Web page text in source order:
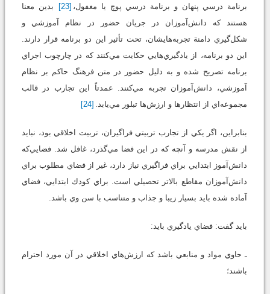
برنامة درسي پنهان و برنامة درسي پوچ يا مغفول، [23]
بدين معنا
هستند كه دانش‌آموزان در جريان حضور در نظام آموزشي و
شكل‌گيري دامنة تجربه‌هايشان، تحت تأثير اين دو برنامه قرار دارند.
اين دو برنامه، از يادگيري‌هايي حكايت مي‌كنند كه در چارچوب اجراي
برنامه تصريح شده و به دليل حضور در متن فرهنگ حاكم بر نظام
آموزشي، دانش‌آموزان تجربه مي‌كنند. عمدتاً اين تجارب در قالب
مجموعه‌اي از انتظارها و ارزش‌ها تبلور مي‌يابد. [24]
بنابراين، اگر يكي از تجارب تربيتي فراگيران، تربيت اخلاقي بود، نبايد
از نقش مدرسه و آنچه كه در اين فضا مي‌گذرد، غافل شد. فضايي‌كه
دانش‌آموز ابتدايي براي فراگيري نياز دارد، غير از فضاي مطلوب براي
دانش‌آموزان مقاطع بالاتر تحصيلي است. براي كودك ابتدايي، فضاي
آماده شده بايد بسيار زيبا و جذاب و متناسب با سن وي باشد.
بايد گفت: فضاي يادگيري بايد:
ـ حاوي مواد و منابعي باشد كه ارزش‌هاي اخلاقي در آن مورد احترام
باشند؛